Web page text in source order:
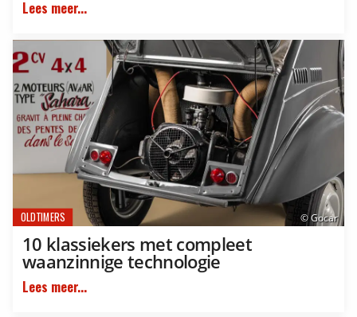
Lees meer...
© Gocar
OLDTIMERS
10 klassiekers met compleet
waanzinnige technologie
Lees meer...